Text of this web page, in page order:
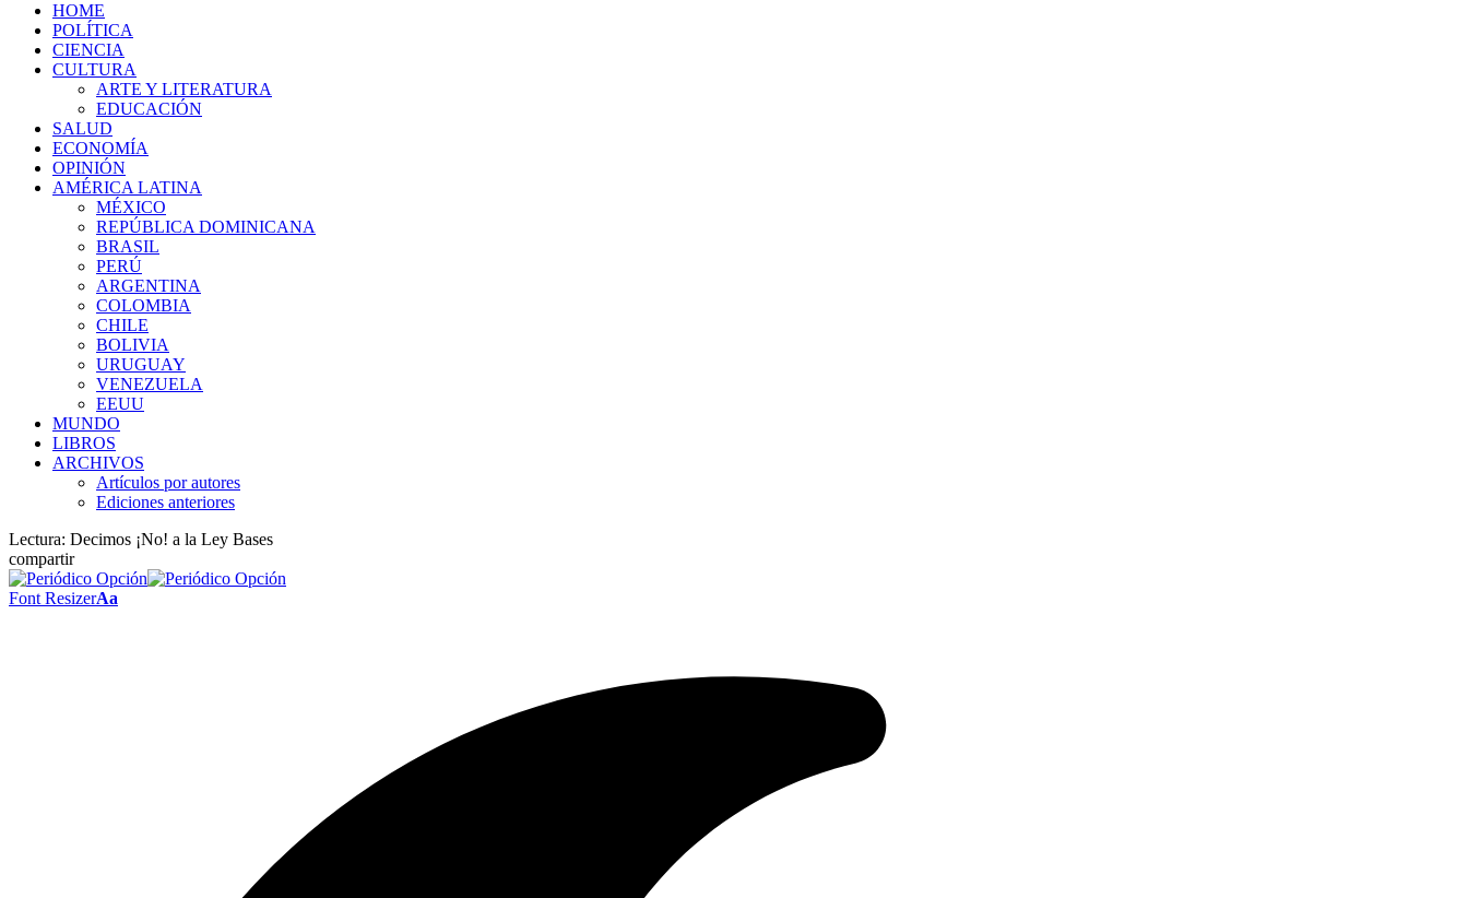
HOME
POLÍTICA
CIENCIA
CULTURA
ARTE Y LITERATURA
EDUCACIÓN
SALUD
ECONOMÍA
OPINIÓN
AMÉRICA LATINA
MÉXICO
REPÚBLICA DOMINICANA
BRASIL
PERÚ
ARGENTINA
COLOMBIA
CHILE
BOLIVIA
URUGUAY
VENEZUELA
EEUU
MUNDO
LIBROS
ARCHIVOS
Artículos por autores
Ediciones anteriores
Lectura: Decimos ¡No! a la Ley Bases
compartir
Font ResizerAa